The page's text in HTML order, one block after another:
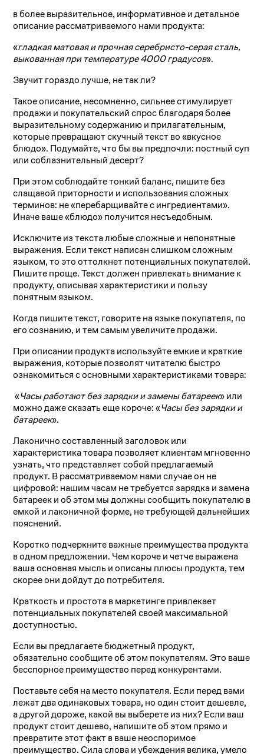
в более выразительное, информативное и детальное
описание рассматриваемого нами продукта:
«гладкая матовая и прочная серебристо-серая сталь,
выкованная при температуре 4000 градусов».
Звучит гораздо лучше, не так ли?
Такое описание, несомненно, сильнее стимулирует
продажи и покупательский спрос благодаря более
выразительному содержанию и прилагательным,
которые превращают скучный текст во «вкусное
блюдо». Подумайте, что бы вы предпочли: постный суп
или соблазнительный десерт?
При этом соблюдайте тонкий баланс, пишите без
слащавой приторности и использования сложных
терминов: не «перебарщивайте с ингредиентами».
Иначе ваше «блюдо» получится несъедобным.
Исключите из текста любые сложные и непонятные
выражения. Если текст написан слишком сложным
языком, то это оттолкнет потенциальных покупателей.
Пишите проще. Текст должен привлекать внимание к
продукту, описывая характеристики и пользу
понятным языком.
Когда пишите текст, говорите на языке покупателя, по
его сознанию, и тем самым увеличите продажи.
При описании продукта используйте емкие и краткие
выражения, которые позволят читателю быстро
ознакомиться с основными характеристиками товара:
«Часы работают без зарядки и замены батареек» или
можно даже сказать еще короче: «Часы без зарядки и
батареек».
Лаконично составленный заголовок или
характеристика товара позволяет клиентам мгновенно
узнать, что представляет собой предлагаемый
продукт. В рассматриваемом нами случае он не
цифровой: нашим часам не требуется зарядка и замена
батареек и об этом мы должны сообщить покупателю в
емкой и лаконичной форме, не требующей дальнейших
пояснений.
Коротко подчеркните важные преимущества продукта
в одном предложении. Чем короче и четче выражена
ваша основная мысль и описаны плюсы продукта, тем
скорее они дойдут до потребителя.
Краткость и простота в маркетинге привлекает
потенциальных покупателей своей максимальной
доступностью.
Если вы предлагаете бюджетный продукт,
обязательно сообщите об этом покупателям. Это ваше
бесспорное преимущество перед конкурентами.
Поставьте себя на место покупателя. Если перед вами
лежат два одинаковых товара, но один стоит дешевле,
а другой дороже, какой вы выберете из них? Если ваш
продукт стоит дешево, напишите об этом прямо и
превратите этот факт в ваше неоспоримое
преимущество. Сила слова и убеждения велика, умело